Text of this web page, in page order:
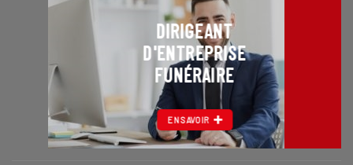
DIRIGEANT
D'ENTREPRISE
FUNÉRAIRE
EN SAVOIR